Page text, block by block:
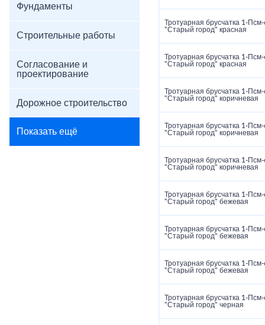
Фундаменты
Строительные работы
Согласование и
проектирование
Дорожное строительство
Показать ещё
Тротуарная брусчатка
"Старый город" красная
Тротуарная брусчатка
"Старый город" красная
Тротуарная брусчатка
"Старый город" коричневая
Тротуарная брусчатка
"Старый город" коричневая
Тротуарная брусчатка
"Старый город" коричневая
Тротуарная брусчатка
"Старый город" бежевая
Тротуарная брусчатка
"Старый город" бежевая
Тротуарная брусчатка
"Старый город" бежевая
Тротуарная брусчатка
"Старый город" черная